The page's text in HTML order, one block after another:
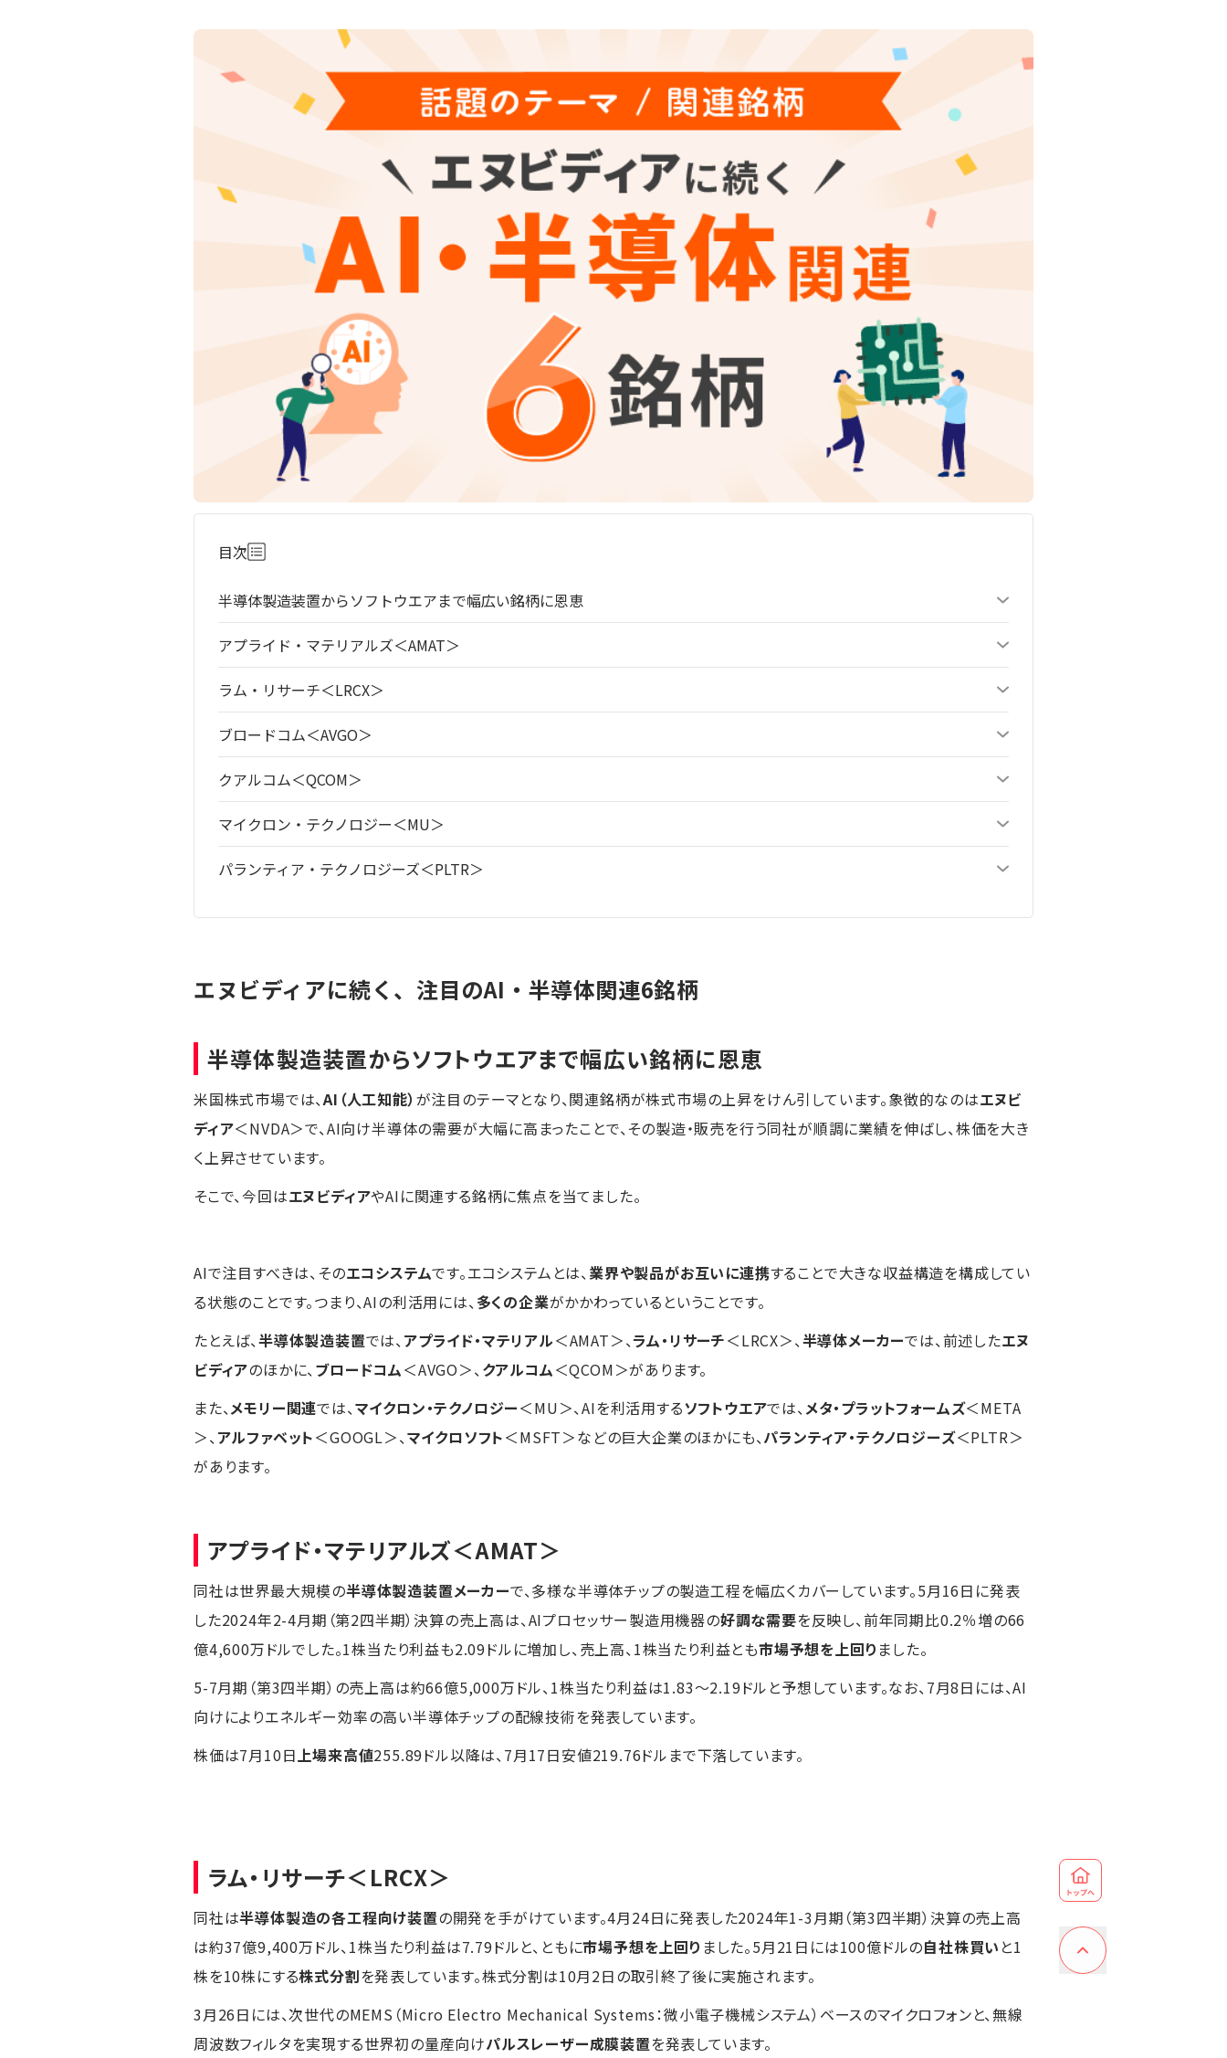
目次
半導体製造装置からソフトウエアまで幅広い銘柄に恩恵
アプライド・マテリアルズ＜AMAT＞
ラム・リサーチ＜LRCX＞
ブロードコム＜AVGO＞
クアルコム＜QCOM＞
マイクロン・テクノロジー＜MU＞
パランティア・テクノロジーズ＜PLTR＞
エヌビディアに続く、注目のAI・半導体関連6銘柄
半導体製造装置からソフトウエアまで幅広い銘柄に恩恵
米国株式市場では、AI（人工知能） が注目のテーマとなり、関連銘柄が株式市場の上昇をけん引しています。象徴的なのはエヌビ
ディア＜NVDA＞で、AI向け半導体の需要が大幅に高まったことで、その製造・販売を行う同社が順調に業績を伸ばし、株価を大き
く上昇させています。
そこで、今回はエヌビディアやAIに関連する銘柄に焦点を当てました。
AIで注目すべきは、そのエコシステムです。エコシステムとは、 業界や製品がお互いに連携することで大きな収益構造を構成してい
る状態のことです。つまり、AIの利活用には、 多くの企業がかかわっているということです。
たとえば、半導体製造装置では、 アプライド・マテリアル＜AMAT＞、ラム・リサーチ＜LRCX＞、半導体メーカーでは、前述したエヌ
ビディアのほかに、 ブロードコム＜AVGO＞、 クアルコム＜QCOM＞があります。
また、メモリー関連では、マイクロン・テクノロジー＜MU＞、AIを利活用するソフトウエアでは、 メタ・プラットフォームズ＜META
＞、 アルファベット＜GOOGL＞、マイクロソフト＜MSFT＞などの巨大企業のほかにも、パランティア・テクノロジーズ＜PLTR＞
があります。
アプライド・マテリアルズ＜AMAT＞
同社は世界最大規模の半導体製造装置メーカーで、多様な半導体チップの製造工程を幅広くカバーしています。5月16日に発表
した2024年2-4月期（第2四半期）決算の売上高は、AIプロセッサー製造用機器の好調な需要を反映し、前年同期比0.2％増の66
億4,600万ドルでした。1株当たり利益も2.09ドルに増加し、売上高、1株当たり利益とも市場予想を上回り ました。
5-7月期（第3四半期）の売上高は約66億5,000万ドル、1株当たり利益は1.83～2.19ドルと予想しています。なお、7月8日には、AI
向けによりエネルギー効率の高い半導体チップの配線技術を発表しています。
株価は7月10日 上場来高値255.89ドル以降は、7月17日安値219.76ドルまで下落しています。
ラム・リサーチ＜LRCX＞
同社は半導体製造の各工程向け装置の開発を手がけています。4月24日に発表した2024年1-3月期（第3四半期）決算の売上高
は約37億9,400万ドル、1株当たり利益は7.79ドルと、ともに市場予想を上回り ました。5月21日には100億ドルの自社株買い と1
株を10株にする株式分割を発表しています。株式分割は10月2日の取引終了後に実施されます。
3月26日には、次世代のMEMS（Micro Electro Mechanical Systems：微小電子機械システム）ベースのマイクロフォンと、無線
周波数フィルタを実現する世界初の量産向けパルスレーザー成膜装置を発表しています。